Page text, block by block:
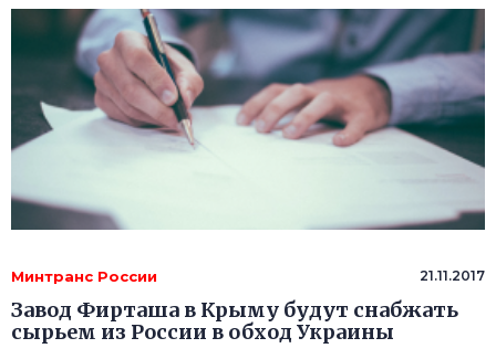
Минтранс России 21.11.2017
Завод Фирташа в Крыму будут снабжать
сырьем из России в обход Украины